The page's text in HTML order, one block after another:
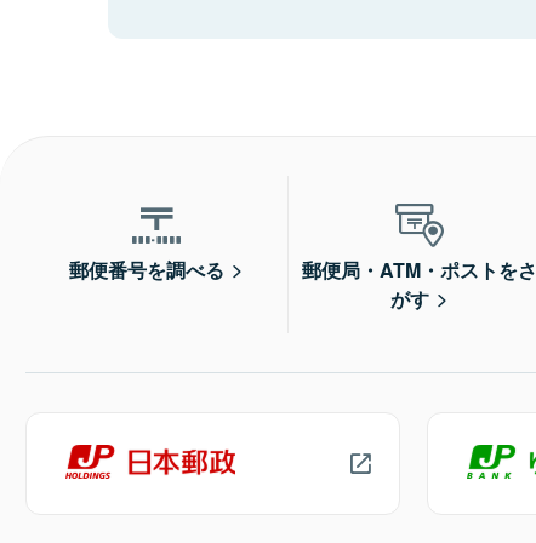
郵便番号を調べる
郵便局・ATM・ポストをさ
がす